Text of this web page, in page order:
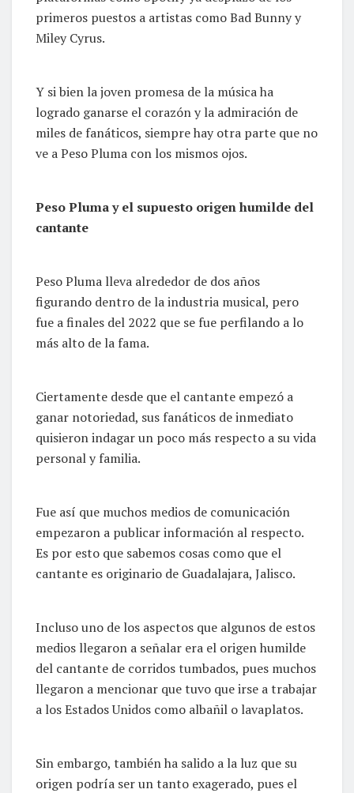
primeros puestos a artistas como Bad Bunny y
Miley Cyrus.
Y si bien la joven promesa de la música ha
logrado ganarse el corazón y la admiración de
miles de fanáticos, siempre hay otra parte que no
ve a Peso Pluma con los mismos ojos.
Peso Pluma y el supuesto origen humilde del
cantante
Peso Pluma lleva alrededor de dos años
figurando dentro de la industria musical, pero
fue a finales del 2022 que se fue perfilando a lo
más alto de la fama.
Ciertamente desde que el cantante empezó a
ganar notoriedad, sus fanáticos de inmediato
quisieron indagar un poco más respecto a su vida
personal y familia.
Fue así que muchos medios de comunicación
empezaron a publicar información al respecto.
Es por esto que sabemos cosas como que el
cantante es originario de Guadalajara, Jalisco.
Incluso uno de los aspectos que algunos de estos
medios llegaron a señalar era el origen humilde
del cantante de corridos tumbados, pues muchos
llegaron a mencionar que tuvo que irse a trabajar
a los Estados Unidos como albañil o lavaplatos.
Sin embargo, también ha salido a la luz que su
origen podría ser un tanto exagerado, pues el